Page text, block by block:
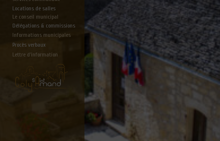
Locations de salles
Le conseil municipal
Délégations & commissions
Informations municipales
Lettre d'information
Procès verbaux